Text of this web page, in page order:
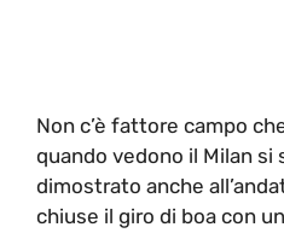
Non c’è fattore campo
quando vedono il Milan si
dimostrato anche
chiuse il giro di boa con